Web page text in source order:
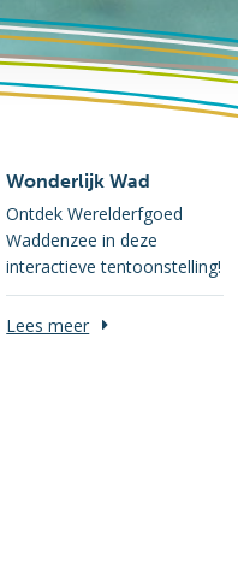
Wonderlijk Wad
Ontdek Werelderfgoed
Waddenzee in deze
interactieve tentoonstelling!
Lees meer